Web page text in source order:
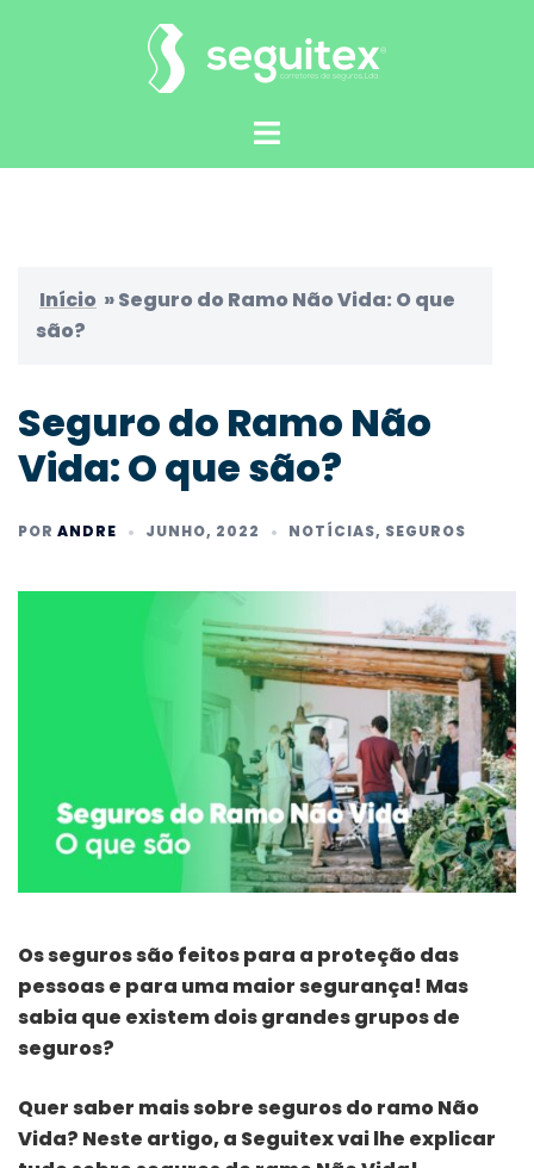
Alternar
Início »Seguro do Ramo Não Vida: O que
são?
Seguro do Ramo Não
Vida: O que são?
POR ANDRE JUNHO, 2022 NOTÍCIAS, SEGUROS
Os seguros são feitos para a proteção das
pessoas e para uma maior segurança! Mas
sabia que existem dois grandes grupos de
seguros?
Quer saber mais sobre seguros do ramo Não
Vida? Neste artigo, a Seguitex vai lhe explicar